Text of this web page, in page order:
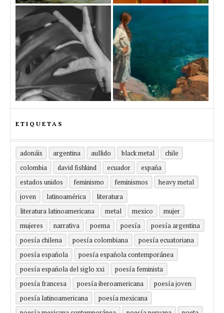
ETIQUETAS
adonáis argentina aullido black metal
chile
colombia
david fishkind ecuador
españa
estados unidos
feminismo feminismos
heavy metal
joven
latinoamérica
literatura
literatura latinoamericana
metal mexico
mujer
mujeres
narrativa poema poesía
poesía argentina
poesía chilena
poesía colombiana
poesía ecuatoriana
poesía española
poesía española contemporánea
poesía española del siglo xxi
poesía feminista
poesía francesa
poesía iberoamericana
poesía joven
poesía latinoamericana
poesía mexicana